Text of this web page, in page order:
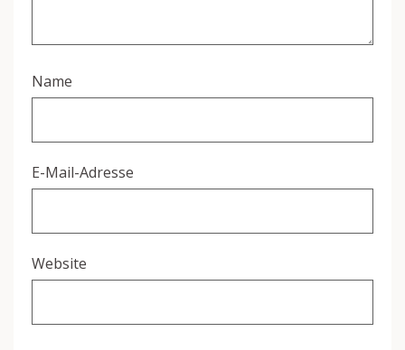
Name
E-Mail-Adresse
Website